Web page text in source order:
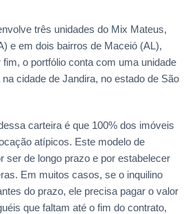
três unidades do Mix Mateus,
e em dois bairros de Maceió (AL),
fim, o portfólio conta com uma unidade
cidade de Jandira, no estado de São
carteira é que 100% dos imóveis
atípicos. Este modelo de
ser de longo prazo e por estabelecer
Em muitos casos, se o inquilino
do prazo, ele precisa pagar o valor
que faltam até o fim do contrato,